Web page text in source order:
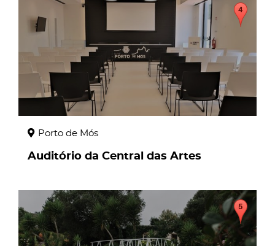
Porto de Mós
Auditório da Central das Artes
page